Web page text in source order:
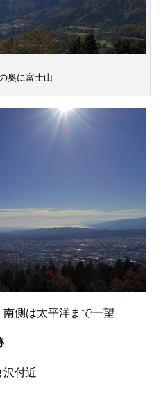
奥に富士山
まで一望
沢付近